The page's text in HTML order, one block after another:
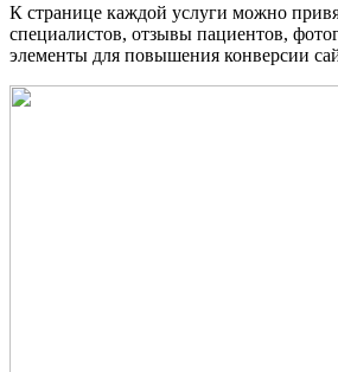
К странице каждой услуги можно
специалистов, отзывы пациентов,
элементы для повышения конверсии